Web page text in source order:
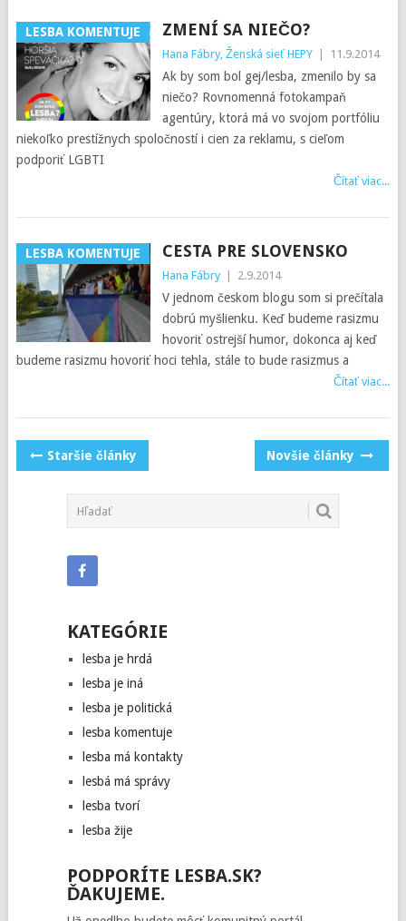
LESBA KOMENTUJE ZMENÍ SA NIEČO?
Hana Fábry, Ženská sieť HEPY 11.9.2014
Ak by som bol gej/lesba, zmenilo by sa
niečo? Rovnomenná fotokampaň
agentúry, ktorá má vo svojom portfóliu
niekoľko prestížnych spoločností i cien za reklamu, s cieľom
podporiť LGBTI
Čítať viac...
LESBA KOMENTUJE CESTA PRE SLOVENSKO
Hana Fábry 2.9.2014
V jednom českom blogu som si prečítala
dobrú myšlienku. Keď budeme rasizmu
hovoriť ostrejší humor, dokonca aj keď
budeme rasizmu hovoriť hoci tehla, stále to bude rasizmus a
Čítať viac...
POSTS
Staršie články Novšie články
KATEGÓRIE
lesba je hrdá
lesba je iná
lesba je politická
lesba komentuje
lesba má kontakty
lesbá má správy
lesba tvorí
lesba žije
PODPORÍTE LESBA.SK?
ĎAKUJEME.